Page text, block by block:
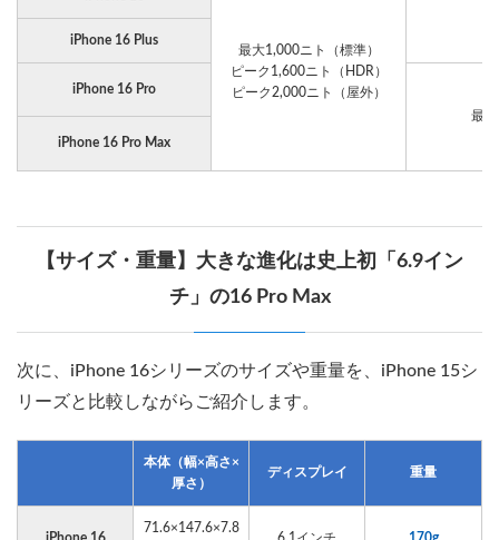
最大1,000ニト（標準）
ピーク1,600ニト（HDR）
ピーク2,000ニト（屋外）
iPhone 16 Plus
iPhone 16 Pro
最
iPhone 16 Pro Max
【サイズ・重量】大きな進化は史上初「6.9イン
チ」の16 Pro Max
次に、iPhone 16シリーズのサイズや重量を、iPhone 15シ
リーズと比較しながらご紹介します。
本体（幅×高さ×
厚さ）
ディスプレイ 重量
iPhone 16
71.6×147.6×7.8
6.1インチ 170g